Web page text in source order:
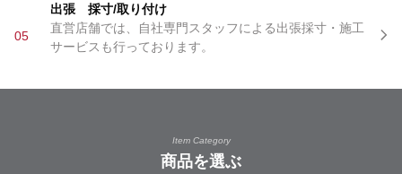
05
出張 採寸/取り付け
直営店舗では、自社専門スタッフによる出張採寸・施工
サービスも行っております。
Item Category
商品を選ぶ